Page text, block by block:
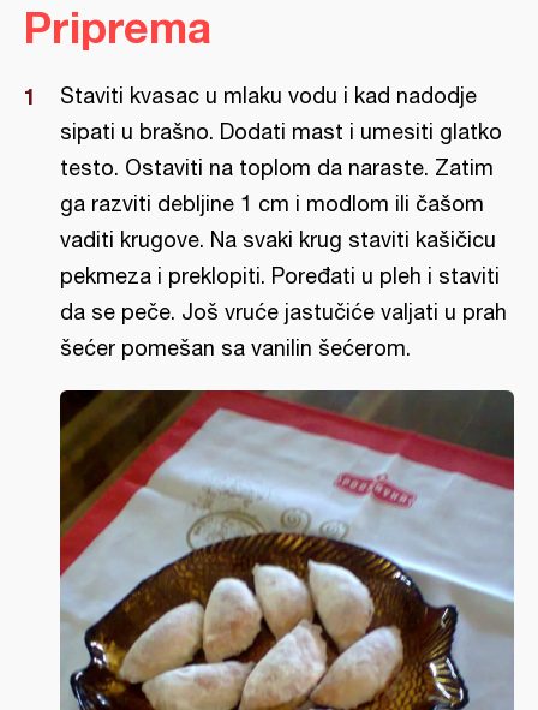
Priprema
Staviti kvasac u mlaku vodu i kad nadodje
sipati u brašno. Dodati mast i umesiti glatko
testo. Ostaviti na toplom da naraste. Zatim
ga razviti debljine 1 cm i modlom ili čašom
vaditi krugove. Na svaki krug staviti kašičicu
pekmeza i preklopiti. Poređati u pleh i staviti
da se peče. Još vruće jastučiće valjati u prah
šećer pomešan sa vanilin šećerom.